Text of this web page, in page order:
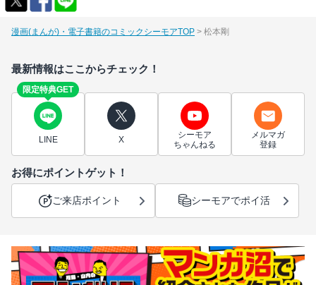
漫画(まんが)・電子書籍のコミックシーモアTOP 松本剛
最新情報はここからチェック！
限定特典GET
LINE X
シーモア
ちゃんねる
メルマガ
登録
お得にポイントゲット！
ご来店ポイント シーモアでポイ活